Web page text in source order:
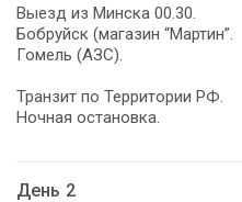
Выезд из Минска 00.30.
Бобруйск (магазин “Мартин”.
Гомель (АЗС).
Транзит по Территории РФ.
День 2